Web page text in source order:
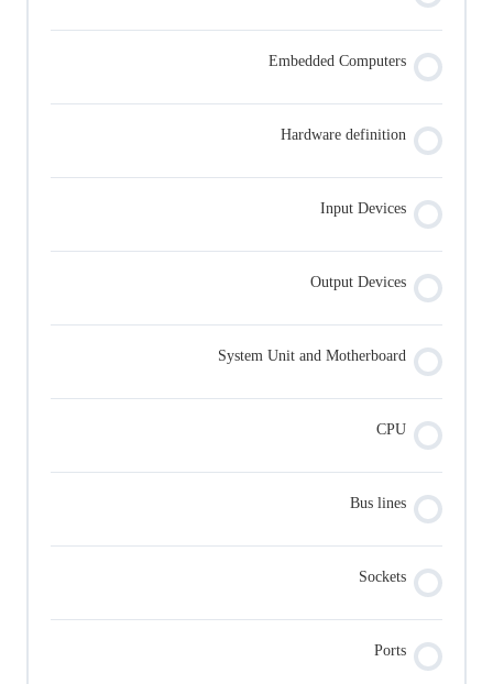
Embedded Computers
Hardware definition
Input Devices
Output Devices
System Unit and Motherboard
CPU
Bus lines
Sockets
Ports